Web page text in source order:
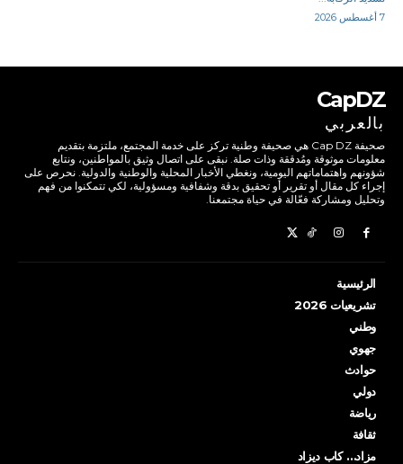
7 أغسطس 2026
CapDZ
بالعربي
صحيفة Cap DZ هي صحيفة وطنية تركز على خدمة المجتمع، ملتزمة بتقديم
معلومات موثوقة ومُدققة وذات صلة. نبقى على اتصال وثيق بالمواطنين، ونتابع
شؤونهم واهتماماتهم اليومية، ونغطي الأخبار المحلية والوطنية والدولية. نحرص على
إجراء كل مقال أو تقرير أو تحقيق بدقة وشفافية ومسؤولية، لكي تتمكنوا من فهم
وتحليل ومشاركة فعّالة في حياة مجتمعنا.
الرئيسية
تشريعيات 2026
وطني
جهوي
حوادث
دولي
رياضة
ثقافة
مزاد… كاب ديزاد